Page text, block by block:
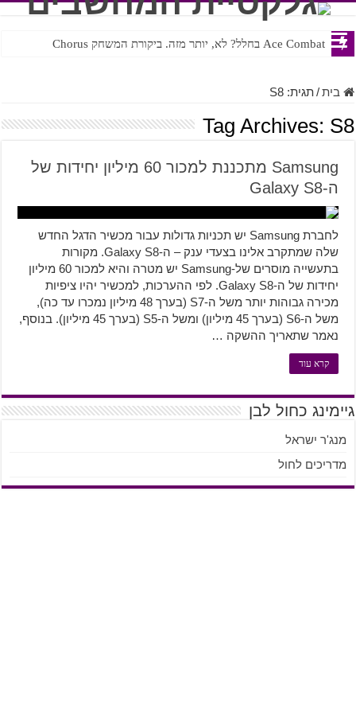
Ace Combat בחלל? לא, יותר מזה. ביקורת המשחק Chorus
בית/תגית:S8
Tag Archives: S8
Samsung מתכננת למכור 60 מיליון יחידות של
ה-Galaxy S8
לחברת Samsung יש תכניות גדולות עבור מכשיר הדגל החדש
שלה שמתקרב אלינו בצעדי ענק – ה-Galaxy S8. מקורות
בתעשייה מוסרים של-Samsung יש מטרה והיא למכור 60 מיליון
יחידות של ה-Galaxy S8. לפי ההערכות, למכשיר יהיו ציפיות
מכירה גבוהות יותר משל ה-S7 (בערך 48 מיליון נמכרו עד כה),
משל ה-S6 (בערך 45 מיליון) ומשל ה-S5 (בערך 45 מיליון). בנוסף,
נאמר שתאריך ההשקה …
קרא עוד
גיימינג כחול לבן
מנג'ר ישראל
מדריכים לחול